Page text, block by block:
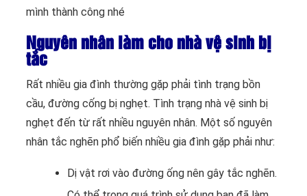
mình thành công nhé
Nguyên nhân làm cho nhà vệ sinh bị
tắc
Rất nhiều gia đình thường gặp phải tình trạng bồn
cầu, đường cống bị nghẹt. Tình trạng nhà vệ sinh bị
nghẹt đến từ rất nhiều nguyên nhân. Một số nguyên
nhân tắc nghẽn phổ biến nhiều gia đình gặp phải như:
Dị vật rơi vào đường ống nên gây tắc nghẽn.